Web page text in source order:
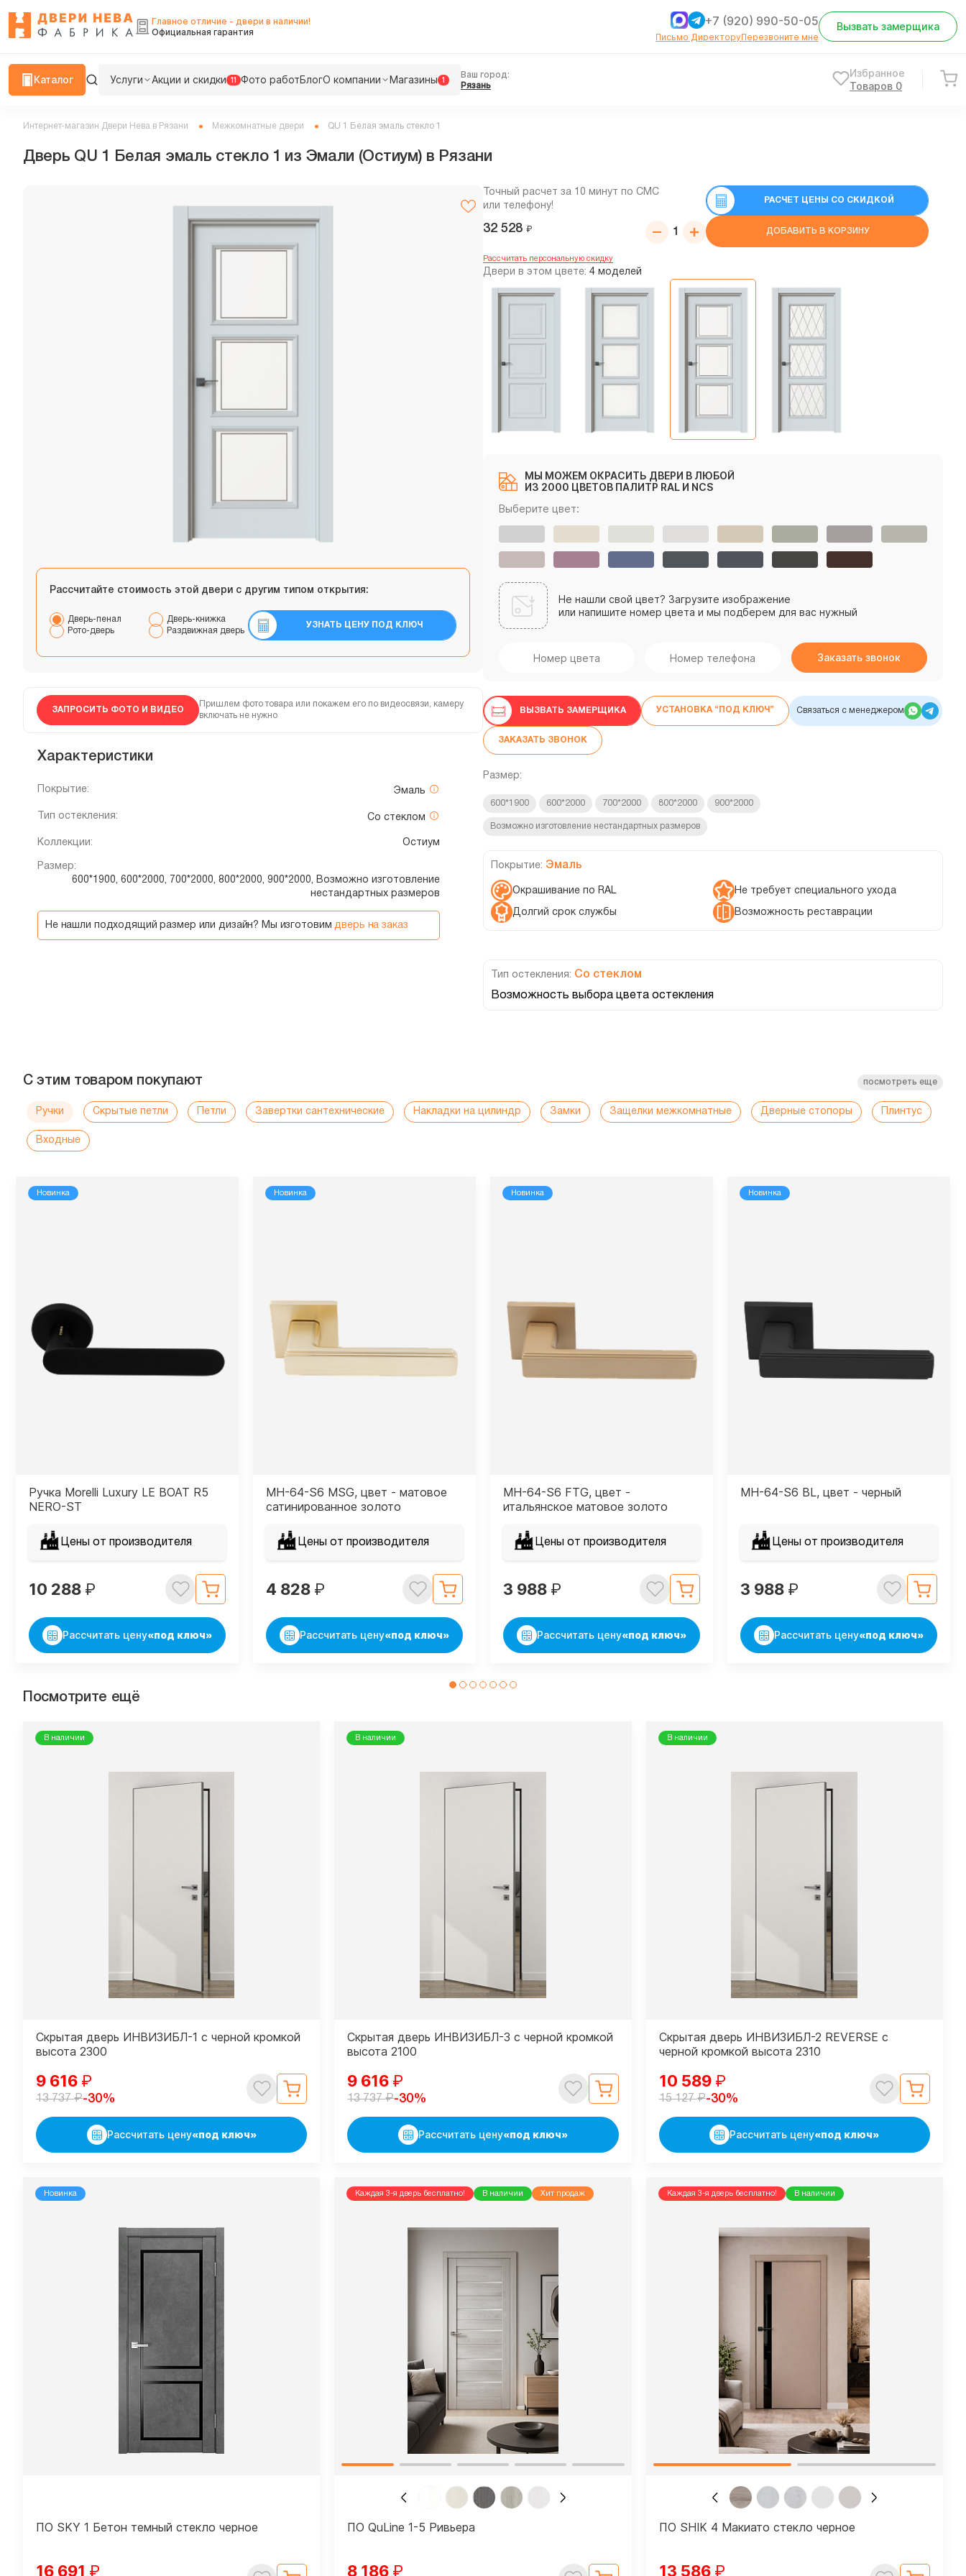
Главное отличие - двери в наличии!
Официальная гарантия
+7 (920) 990-50-05
Письмо ДиректоруПерезвоните мне
Вызвать замерщика
Каталог Услуги Акции и скидки 11 Фото работБлогО компании Магазины 1
Ваш город:
Рязань
Избранное
Товаров 0
Интернет-магазин Двери Нева в Рязани Межкомнатные двери QU 1 Белая эмаль стекло 1
Дверь QU 1 Белая эмаль стекло 1 из Эмали (Остиум) в Рязани
Рассчитайте стоимость этой двери с другим типом открытия:
Дверь-пенал
Дверь-книжка
Рото-дверь
Раздвижная дверь
УЗНАТЬ ЦЕНУ ПОД КЛЮЧ
ЗАПРОСИТЬ ФОТО И ВИДЕО
Пришлем фото товара или покажем его по видеосвязи, камеру
включать не нужно
Характеристики
Покрытие: Эмаль
Тип остекления: Со стеклом
Коллекции: Остиум
Размер:
600*1900, 600*2000, 700*2000, 800*2000, 900*2000, Возможно изготовление
нестандартных размеров
Не нашли подходящий размер или дизайн? Мы изготовимдверь на заказ
Точный расчет за 10 минут по СМС
или телефону!
32 528 ₽
РАСЧЕТ ЦЕНЫ СО СКИДКОЙ
ДОБАВИТЬ В КОРЗИНУ
Рассчитать персональную скидку
Двери в этом цвете: 4 моделей
МЫ МОЖЕМ ОКРАСИТЬ ДВЕРИ В ЛЮБОЙ
ИЗ 2000 ЦВЕТОВ ПАЛИТР RAL И NCS
Выберите цвет:
Не нашли свой цвет? Загрузите изображение
или напишите номер цвета и мы подберем для вас нужный
ВЫЗВАТЬ ЗАМЕРЩИКА УСТАНОВКА “ПОД КЛЮЧ” Связаться с менеджером
ЗАКАЗАТЬ ЗВОНОК
Размер:
600*1900 600*2000 700*2000 800*2000 900*2000
Возможно изготовление нестандартных размеров
Покрытие: Эмаль
Окрашивание по RAL Не требует специального ухода
Долгий срок службы Возможность реставрации
Тип остекления: Со стеклом
Возможность выбора цвета остекления
С этим товаром покупают посмотреть еще
Ручки Скрытые петли Петли Завертки сантехнические Накладки на цилиндр Замки Защелки межкомнатные Дверные стопоры Плинтус
Входные
Новинка
Ручка Morelli Luxury LE BOAT R5
NERO-ST
Цены от производителя
10 288 ₽
Рассчитать цену«под ключ»
Новинка
MH-64-S6 MSG, цвет - матовое
сатинированное золото
Цены от производителя
4 828 ₽
Рассчитать цену«под ключ»
Новинка
MH-64-S6 FTG, цвет -
итальянское матовое золото
Цены от производителя
3 988 ₽
Рассчитать цену«под ключ»
Новинка
MH-64-S6 BL, цвет - черный
Цены от производителя
3 988 ₽
Рассчитать цену«под ключ»
Посмотрите ещё
В наличии
Скрытая дверь ИНВИЗИБЛ-1 с черной кромкой
высота 2300
9 616 ₽
13 737₽-30%
Рассчитать цену«под ключ»
В наличии
Скрытая дверь ИНВИЗИБЛ-3 с черной кромкой
высота 2100
9 616 ₽
13 737₽-30%
Рассчитать цену«под ключ»
В наличии
Скрытая дверь ИНВИЗИБЛ-2 REVERSE с
черной кромкой высота 2310
10 589 ₽
15 127₽-30%
Рассчитать цену«под ключ»
Новинка
ПО SKY 1 Бетон темный стекло черное
16 691 ₽
Каждая 3-я дверь бесплатно! В наличии Хит продаж
ПО QuLine 1-5 Ривьера
8 186 ₽
Каждая 3-я дверь бесплатно! В наличии
ПО SHIK 4 Макиато стекло черное
13 586 ₽